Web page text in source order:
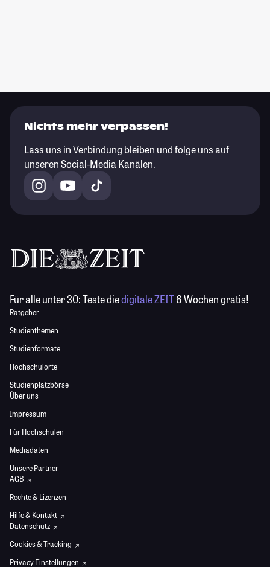
Nichts mehr verpassen!
Lass uns in Verbindung bleiben und folge uns auf
unseren Social-Media Kanälen.
Für alle unter 30:Teste diedigitale ZEIT6 Wochen gratis!
Ratgeber
Studienthemen
Studienformate
Hochschulorte
Studienplatzbörse
Über uns
Impressum
Für Hochschulen
Mediadaten
Unsere Partner
AGB
Rechte & Lizenzen
Hilfe & Kontakt
Datenschutz
Cookies & Tracking
Privacy Einstellungen